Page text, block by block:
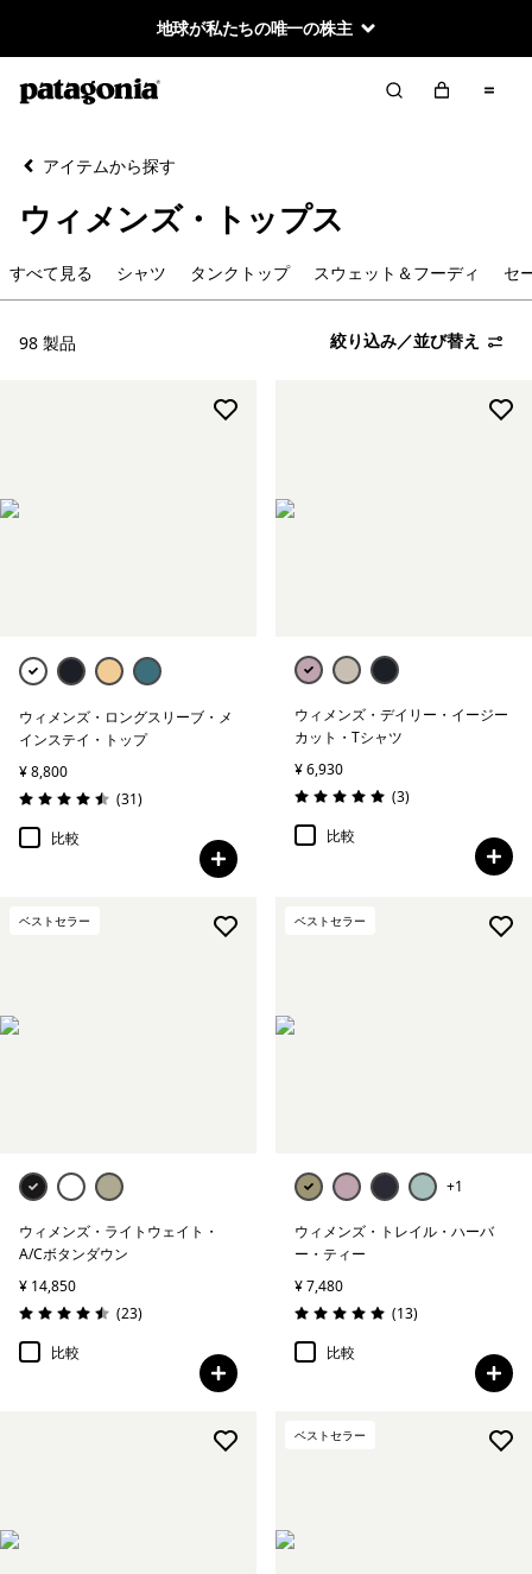
地球が私たちの唯一の株主
絞り込み／並び替え
絞り込み
カテゴリー
すべて見る
シャツ
タンクトップ
絞り込み
特長
絞り込み
素材
アイテムから探す
ウィメンズ・トップス
すべて見る シャツ タンクトップ スウェット＆フーディ セ
98 製品 絞り込み／並び替え
ウィメンズ・ロングスリーブ・メ
インステイ・トップ
¥ 8,800
評価: 4.5 / 5
(31レビュー
)
比較
ウィメンズ・デイリー・イージー
カット・Tシャツ
¥ 6,930
評価: 5.0 / 5
(3レビュー
)
比較
ベストセラー
ウィメンズ・ライトウェイト・
A/Cボタンダウン
¥ 14,850
評価: 4.5 / 5
(23レビュー
)
比較
ベストセラー
+1
ウィメンズ・トレイル・ハーバ
ー・ティー
¥ 7,480
評価: 5.0 / 5
(13レビュー
)
比較
ベストセラー